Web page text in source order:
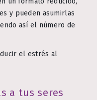
y pueden asumirlas
así el número de
el estrés al
a tus seres